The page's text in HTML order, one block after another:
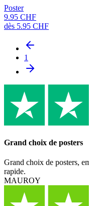
Poster
9.95 CHF
dès 5.95 CHF
1
Grand choix de posters
Grand choix de posters,
rapide.
MAUROY